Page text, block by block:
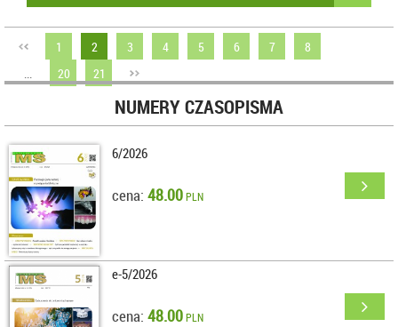
1 2 3 4 5 6 7
8
20 21
NUMERY CZASOPISMA
6/2026
cena: 48.00PLN
e-5/2026
cena: 48.00PLN